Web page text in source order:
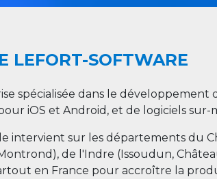
LEFORT-SOFTWARE
spécialisée dans le développement
iOS et Android, et de logiciels sur-
intervient sur les départements du
de l'Indre (Issoudun,
en France pour accroître la